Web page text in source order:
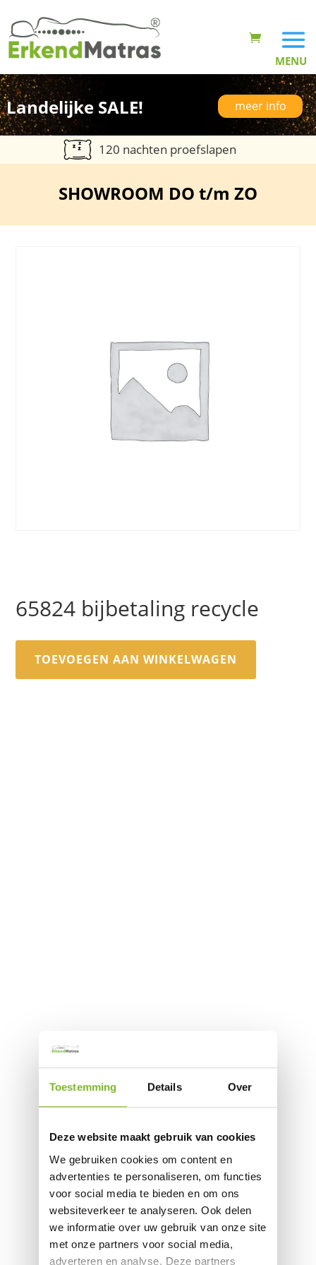
Toestemming Details Over
Deze website maakt gebruik van cookies
We gebruiken cookies om content en
advertenties te personaliseren, om functies
voor social media te bieden en om ons
websiteverkeer te analyseren. Ook delen
we informatie over uw gebruik van onze site
met onze partners voor social media,
adverteren en analyse. Deze partners
Landelijke SALE! meer info
120 nachten proefslapen
SHOWROOM DO t/m ZO
65824 bijbetaling recycle
TOEVOEGEN AAN WINKELWAGEN